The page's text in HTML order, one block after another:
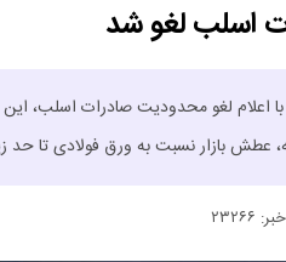
اسلب لغو شد
اعلام لغو محدودیت صادرات اسلب،
عطش بازار نسبت به ورق فولادی تا
۲۳۲۶۶